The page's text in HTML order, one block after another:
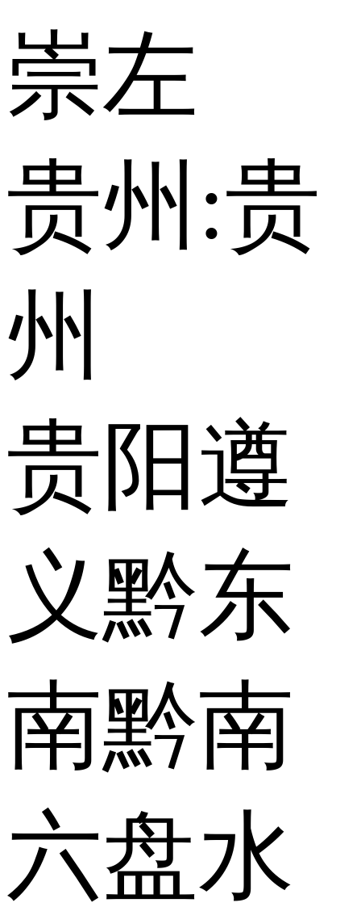
崇左
贵州:贵
州
贵阳遵
义黔东
南黔南
六盘水